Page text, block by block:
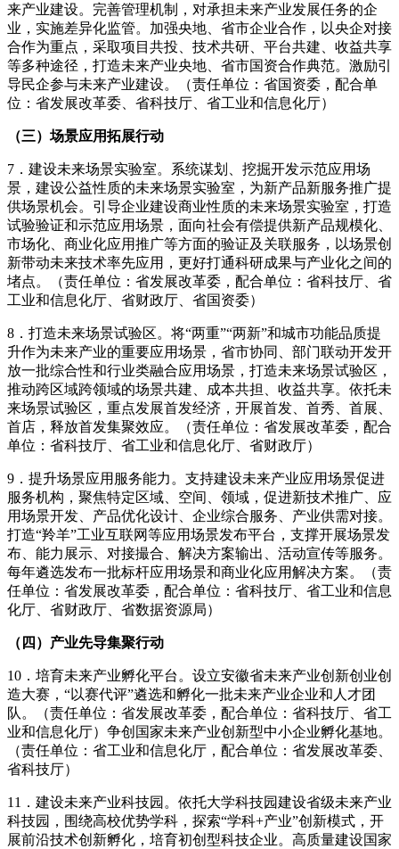
来产业建设。完善管理机制，对承担未来产业发展任务的企
业，实施差异化监管。加强央地、省市企业合作，以央企对接
合作为重点，采取项目共投、技术共研、平台共建、收益共享
等多种途径，打造未来产业央地、省市国资合作典范。激励引
导民企参与未来产业建设。（责任单位：省国资委，配合单
位：省发展改革委、省科技厅、省工业和信息化厅）
（三）场景应用拓展行动
7．建设未来场景实验室。系统谋划、挖掘开发示范应用场
景，建设公益性质的未来场景实验室，为新产品新服务推广提
供场景机会。引导企业建设商业性质的未来场景实验室，打造
试验验证和示范应用场景，面向社会有偿提供新产品规模化、
市场化、商业化应用推广等方面的验证及关联服务，以场景创
新带动未来技术率先应用，更好打通科研成果与产业化之间的
堵点。（责任单位：省发展改革委，配合单位：省科技厅、省
工业和信息化厅、省财政厅、省国资委）
8．打造未来场景试验区。将“两重”“两新”和城市功能品质提
升作为未来产业的重要应用场景，省市协同、部门联动开发开
放一批综合性和行业类融合应用场景，打造未来场景试验区，
推动跨区域跨领域的场景共建、成本共担、收益共享。依托未
来场景试验区，重点发展首发经济，开展首发、首秀、首展、
首店，释放首发集聚效应。（责任单位：省发展改革委，配合
单位：省科技厅、省工业和信息化厅、省财政厅）
9．提升场景应用服务能力。支持建设未来产业应用场景促进
服务机构，聚焦特定区域、空间、领域，促进新技术推广、应
用场景开发、产品优化设计、企业综合服务、产业供需对接。
打造“羚羊”工业互联网等应用场景发布平台，支撑开展场景发
布、能力展示、对接撮合、解决方案输出、活动宣传等服务。
每年遴选发布一批标杆应用场景和商业化应用解决方案。（责
任单位：省发展改革委，配合单位：省科技厅、省工业和信息
化厅、省财政厅、省数据资源局）
（四）产业先导集聚行动
10．培育未来产业孵化平台。设立安徽省未来产业创新创业创
造大赛，“以赛代评”遴选和孵化一批未来产业企业和人才团
队。（责任单位：省发展改革委，配合单位：省科技厅、省工
业和信息化厅）争创国家未来产业创新型中小企业孵化基地。
（责任单位：省工业和信息化厅，配合单位：省发展改革委、
省科技厅）
11．建设未来产业科技园。依托大学科技园建设省级未来产业
科技园，围绕高校优势学科，探索“学科+产业”创新模式，开
展前沿技术创新孵化，培育初创型科技企业。高质量建设国家